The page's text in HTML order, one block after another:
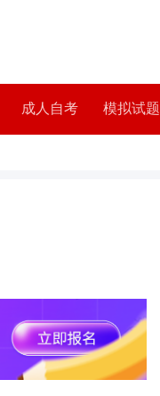
成人自考 模拟试题